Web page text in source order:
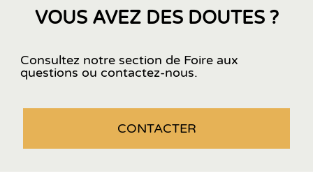
VOUS AVEZ DES DOUTES ?
Consultez notre section de Foire aux
questions ou contactez-nous.
CONTACTER